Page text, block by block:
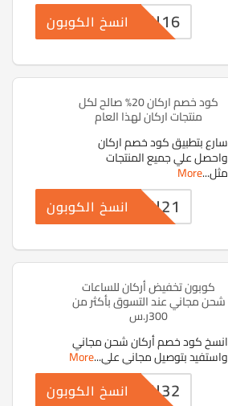
RKN16 انسخ الكوبون
كود خصم اركان 20% صالح لكل
منتجات اركان لهذا العام
سارع بتطبيق كود خصم اركان
واحصل علي جميع المنتجات
مثل...
More
RKN21 انسخ الكوبون
كوبون تخفيض أركان للساعات
شحن مجاني عند التسوق بأكثر من
300ر.س
انسخ كود خصم أركان شحن مجاني
واستفيد بتوصيل مجاني علي...
More
RKN32 انسخ الكوبون